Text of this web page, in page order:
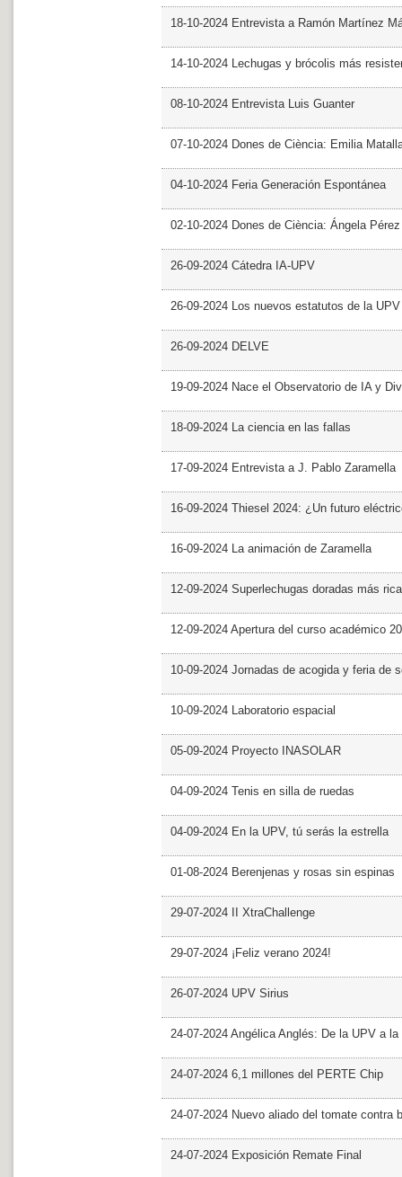
18-10-2024 Entrevista a Ramón Martínez
14-10-2024 Lechugas y brócolis más
08-10-2024 Entrevista Luis Guanter
07-10-2024 Dones de Ciència: Emilia
04-10-2024 Feria Generación Espontánea
02-10-2024 Dones de Ciència: Ángela Pérez
26-09-2024 Cátedra IA-UPV
26-09-2024 Los nuevos estatutos de la
26-09-2024 DELVE
19-09-2024 Nace el Observatorio de IA y
18-09-2024 La ciencia en las fallas
17-09-2024 Entrevista a J. Pablo Zaramella
16-09-2024 Thiesel 2024: ¿Un futuro
16-09-2024 La animación de Zaramella
12-09-2024 Superlechugas doradas más
12-09-2024 Apertura del curso académico
10-09-2024 Jornadas de acogida y feria de
10-09-2024 Laboratorio espacial
05-09-2024 Proyecto INASOLAR
04-09-2024 Tenis en silla de ruedas
04-09-2024 En la UPV, tú serás la estrella
01-08-2024 Berenjenas y rosas sin espinas
29-07-2024 II XtraChallenge
29-07-2024 ¡Feliz verano 2024!
26-07-2024 UPV Sirius
24-07-2024 Angélica Anglés: De la UPV a
24-07-2024 6,1 millones del PERTE Chip
24-07-2024 Nuevo aliado del tomate contra
24-07-2024 Exposición Remate Final